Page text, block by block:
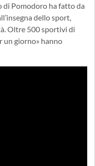
di Pomodoro ha fatto da
dello sport,
Oltre 500 sportivi di
un giorno» hanno